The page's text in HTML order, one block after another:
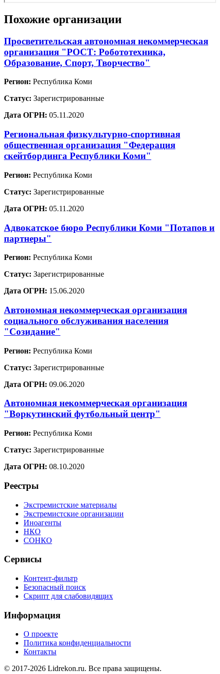
Похожие организации
Просветительская автономная некоммерческая
организация "РОСТ: Робототехника,
Образование, Спорт, Творчество"
Регион: Республика Коми
Статус: Зарегистрированные
Дата ОГРН: 05.11.2020
Региональная физкультурно-спортивная
общественная организация "Федерация
скейтбординга Республики Коми"
Регион: Республика Коми
Статус: Зарегистрированные
Дата ОГРН: 05.11.2020
Адвокатское бюро Республики Коми "Потапов и
партнеры"
Регион: Республика Коми
Статус: Зарегистрированные
Дата ОГРН: 15.06.2020
Автономная некоммерческая организация
социального обслуживания населения
"Созидание"
Регион: Республика Коми
Статус: Зарегистрированные
Дата ОГРН: 09.06.2020
Автономная некоммерческая организация
"Воркутинский футбольный центр"
Регион: Республика Коми
Статус: Зарегистрированные
Дата ОГРН: 08.10.2020
Реестры
Экстремистские материалы
Экстремистские организации
Иноагенты
НКО
СОНКО
Сервисы
Контент-фильтр
Безопасный поиск
Скрипт для слабовидящих
Информация
О проекте
Политика конфиденциальности
Контакты
© 2017-2026 Lidrekon.ru. Все права защищены.